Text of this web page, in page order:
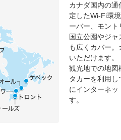
カナダ国内の
定したWi-Fi環
ーバー、モン
国立公園やジ
も広くカバー
いただけます。
観光地での地図
タカーを利用
にインターネッ
す。